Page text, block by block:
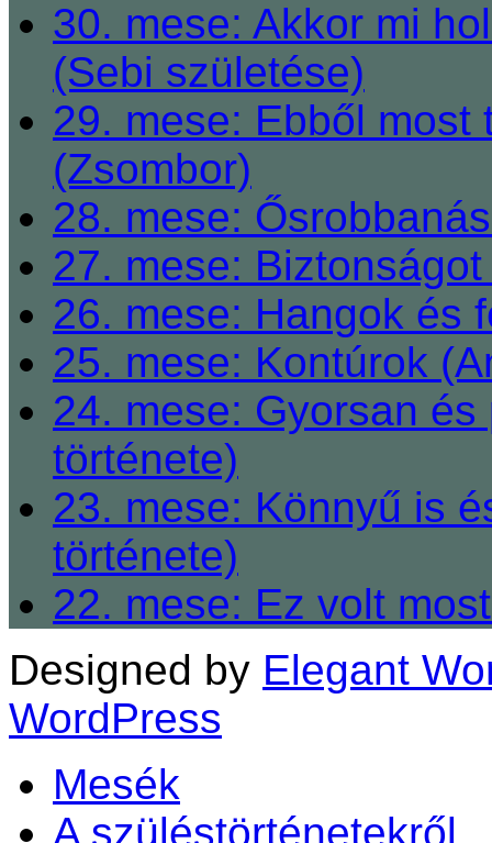
30. mese: Akkor mi
(Sebi születése)
29. mese: Ebből
(Zsombor)
28. mese:
27. mese:
26. mese: Hangok és
25. mese: Kontúrok
24. mese: Gyorsan
története)
23. mese: Könnyű is
története)
22. mese: Ez volt
Designed by Elegant
WordPress
Mesék
A szüléstörténetekről